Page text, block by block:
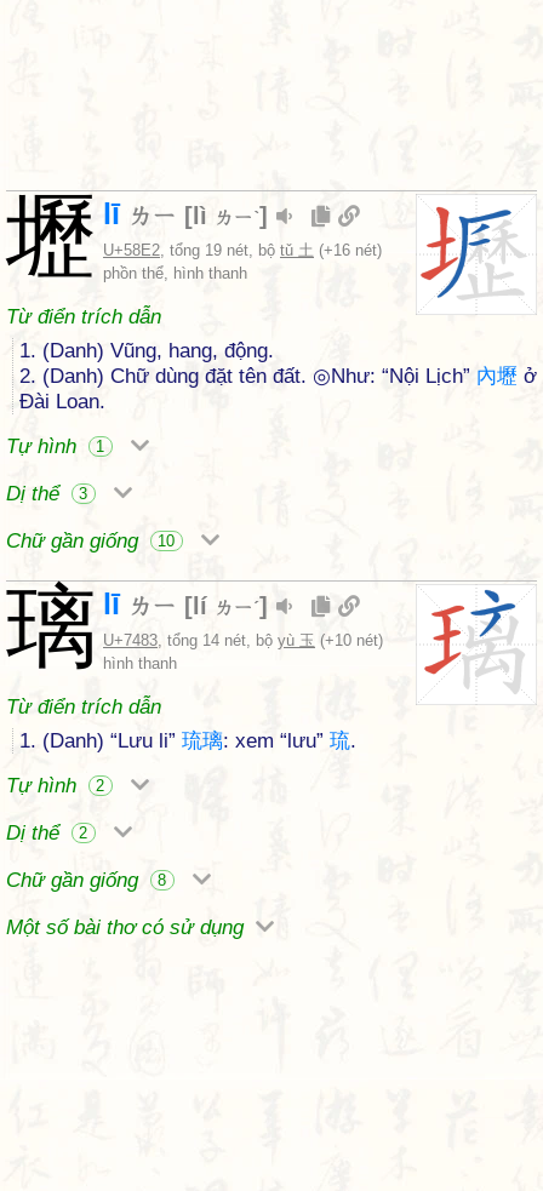
壢 lī ㄌㄧ [ lì ㄌㄧˋ]
U+58E2, tổng 19 nét, bộ tǔ 土 (+16 nét)
phồn thể, hình thanh
Từ điển trích dẫn
1. (Danh) Vũng, hang, động.
2. (Danh) Chữ dùng đặt tên đất. ◎Như: “Nội Lịch” 內壢 ở
Đài Loan.
Tự hình
1
Dị thể 3
Chữ gần giống 10
璃 lī ㄌㄧ [ lí ㄌㄧˊ]
U+7483, tổng 14 nét, bộ yù 玉 (+10 nét)
hình thanh
Từ điển trích dẫn
1. (Danh) “Lưu li” 琉璃: xem “lưu” 琉.
Tự hình
2
Dị thể 2
Chữ gần giống 8
Một số bài thơ có sử dụng